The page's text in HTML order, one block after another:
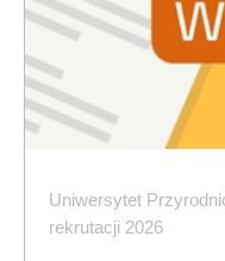
Uniwersytet
rekrutacji 2026